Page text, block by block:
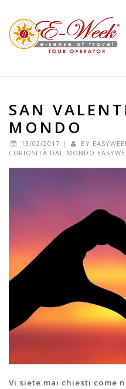
SAN
MONDO
13/02/2017 | BY
CURIOSITÀ DAL MONDO
Vi siete mai chiesti come